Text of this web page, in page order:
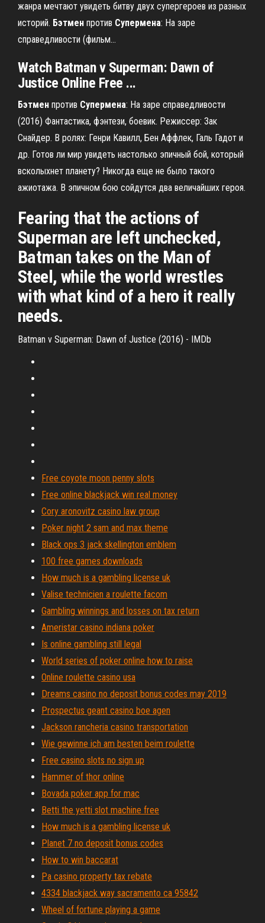
жанра мечтают увидеть битву двух супергероев из разных
историй. Бэтмен против Супермена: На заре
справедливости (фильм…
Watch Batman v Superman: Dawn of
Justice Online Free ...
Бэтмен против Супермена: На заре справедливости
(2016) Фантастика, фэнтези, боевик. Режиссер: Зак
Снайдер. В ролях: Генри Кавилл, Бен Аффлек, Галь Гадот и
др. Готов ли мир увидеть настолько эпичный бой, который
всколыхнет планету? Никогда еще не было такого
ажиотажа. В эпичном бою сойдутся два величайших героя.
Fearing that the actions of
Superman are left unchecked,
Batman takes on the Man of
Steel, while the world wrestles
with what kind of a hero it really
needs.
Batman v Superman: Dawn of Justice (2016) - IMDb
Free coyote moon penny slots
Free online blackjack win real money
Cory aronovitz casino law group
Poker night 2 sam and max theme
Black ops 3 jack skellington emblem
100 free games downloads
How much is a gambling license uk
Valise technicien a roulette facom
Gambling winnings and losses on tax return
Ameristar casino indiana poker
Is online gambling still legal
World series of poker online how to raise
Online roulette casino usa
Dreams casino no deposit bonus codes may 2019
Prospectus geant casino boe agen
Jackson rancheria casino transportation
Wie gewinne ich am besten beim roulette
Free casino slots no sign up
Hammer of thor online
Bovada poker app for mac
Betti the yetti slot machine free
How much is a gambling license uk
Planet 7 no deposit bonus codes
How to win baccarat
Pa casino property tax rebate
4334 blackjack way sacramento ca 95842
Wheel of fortune playing a game